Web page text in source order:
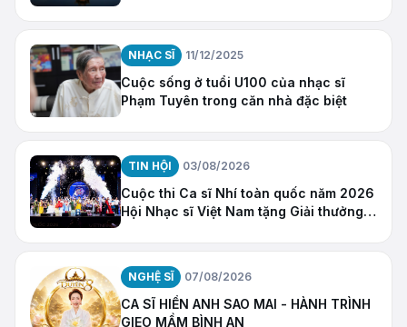
NHẠC SĨ 11/12/2025
Cuộc sống ở tuổi U100 của nhạc sĩ
Phạm Tuyên trong căn nhà đặc biệt
TIN HỘI 03/08/2026
Cuộc thi Ca sĩ Nhí toàn quốc năm 2026
Hội Nhạc sĩ Việt Nam tặng Giải thưởng
NGHỆ SĨ 07/08/2026
CA SĨ HIỀN ANH SAO MAI - HÀNH TRÌNH
GIEO MẦM BÌNH AN